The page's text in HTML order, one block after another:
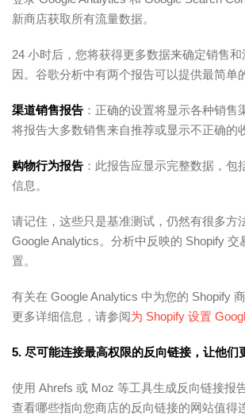
新商店获取所有流量数据。
24 小时后，您将获得更多数据来确定销售
因。谷歌分析中有两个报告可以提供最简单
渠道销售报告 ：正确的设置将显示各种销售
将报告大多数销售来自推荐或显示不正确的
购物行为报告 ：此报告应显示完整数据，包
信息。
请记住，这些只是基准测试，仍然有很多方
Google Analytics。分析中反映的 Shopify 交
置。
有关在 Google Analytics 中为您的 Shopify
更多详细信息，请参阅为 Shopify 设置
5. 尽可能连接最高权限的反向链接，让他们
使用 Ahrefs 或 Moz 等工具生成反向链接报
查看哪些指向您商店的反向链接的网站值得